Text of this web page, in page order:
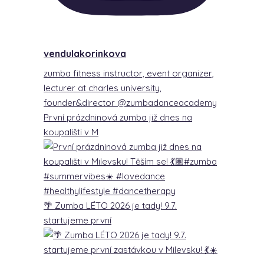
vendulakorinkova
zumba fitness instructor, event organizer,
lecturer at charles university,
founder&director @zumbadanceacademy
První prázdninová zumba již dnes na
koupališti v M
🌴 Zumba LÉTO 2026 je tady! 9.7.
startujeme první